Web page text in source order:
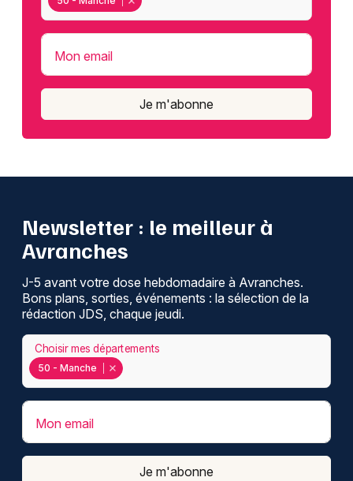
Mon email
Je m'abonne
Newsletter : le meilleur à
Avranches
J-5 avant votre dose hebdomadaire à Avranches.
Bons plans, sorties, événements : la sélection de la
rédaction JDS, chaque jeudi.
50 - Manche
Choisir mes départements
Mon email
Je m'abonne